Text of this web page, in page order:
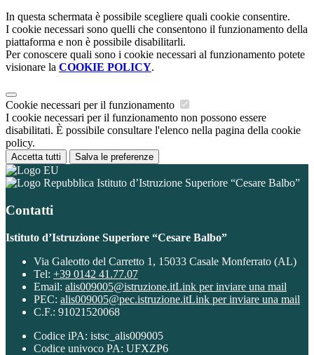
In questa schermata è possibile scegliere quali cookie consentire.
I cookie necessari sono quelli che consentono il funzionamento della
piattaforma e non è possibile disabilitarli.
Per conoscere quali sono i cookie necessari al funzionamento potete
visionare la COOKIE POLICY.
Cookie necessari per il funzionamento
I cookie necessari per il funzionamento non possono essere
disabilitati. È possibile consultare l'elenco nella pagina della cookie
policy.
Accetta tutti Salva le preferenze
Istituto d’Istruzione Superiore “Cesare Balbo”
Contatti
Istituto d’Istruzione Superiore “Cesare Balbo”
Via Galeotto del Carretto 1, 15033 Casale Monferrato (AL)
Tel: +39 0142 41.77.07
Email: alis009005@istruzione.itLink per inviare una mail
PEC: alis009005@pec.istruzione.itLink per inviare una mail
C.F.: 91021520068
Codice iPA: istsc_alis009005
Codice univoco PA: UFXZP6